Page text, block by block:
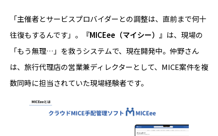
「主催者とサービスプロバイダーとの調整は、直前まで何十
往復もするんです」。
『MICEee（マイシー）』 は、現場の
「もう無理…」を救うシステムで、現在開発中。仲野さん
は、旅行代理店の営業兼ディレクターとして、MICE案件を複
数同時に担当されていた現場経験者です。